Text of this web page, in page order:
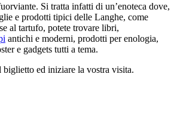
Si tratta infatti di un’enoteca dove,
e prodotti tipici delle Langhe, come
al tartufo, potete trovare libri,
antichi e moderni, prodotti per enologia,
e gadgets tutti a tema.
biglietto ed iniziare la vostra visita.